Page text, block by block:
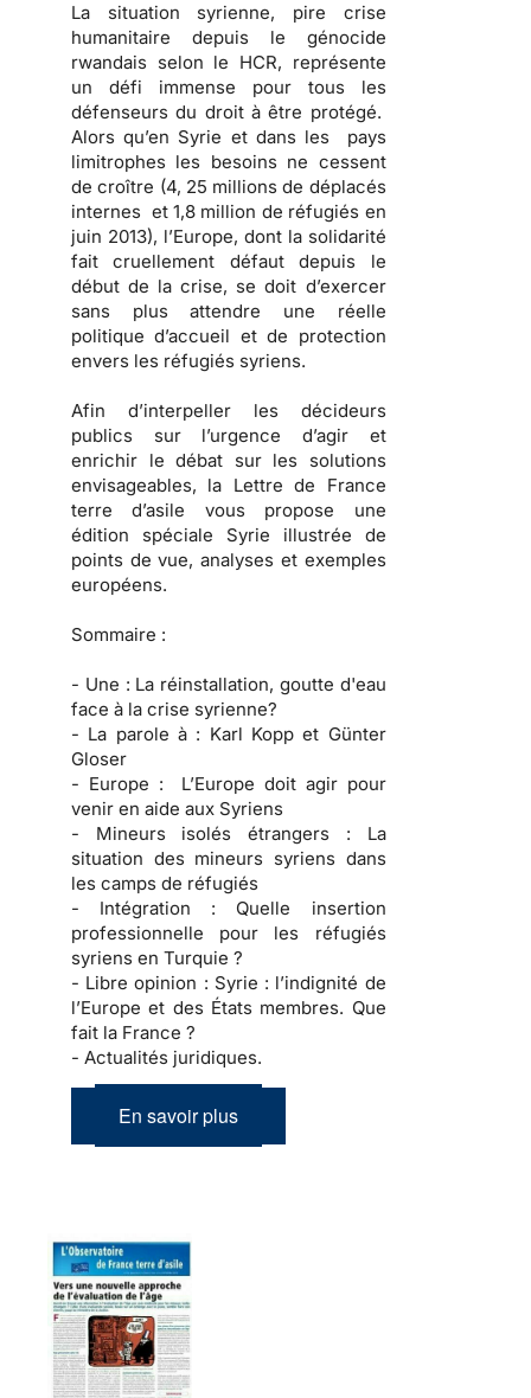
La situation syrienne, pire crise
humanitaire depuis le génocide
rwandais selon le HCR, représente
un défi immense pour tous les
défenseurs du droit à être protégé.
Alors qu’en Syrie et dans les pays
limitrophes les besoins ne cessent
de croître (4, 25 millions de déplacés
internes et 1,8 million de réfugiés en
juin 2013), l’Europe, dont la solidarité
fait cruellement défaut depuis le
début de la crise, se doit d’exercer
sans plus attendre une réelle
politique d’accueil et de protection
envers les réfugiés syriens.
Afin d’interpeller les décideurs
publics sur l’urgence d’agir et
enrichir le débat sur les solutions
envisageables, la Lettre de France
terre d’asile vous propose une
édition spéciale Syrie illustrée de
points de vue, analyses et exemples
européens.
Sommaire :
- Une : La réinstallation, goutte d'eau
face à la crise syrienne?
- La parole à : Karl Kopp et Günter
Gloser
- Europe : L’Europe doit agir pour
venir en aide aux Syriens
- Mineurs isolés étrangers : La
situation des mineurs syriens dans
les camps de réfugiés
- Intégration : Quelle insertion
professionnelle pour les réfugiés
syriens en Turquie ?
- Libre opinion : Syrie : l’indignité de
l’Europe et des États membres. Que
fait la France ?
- Actualités juridiques.
En savoir plus